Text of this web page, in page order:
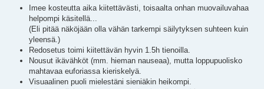
Imee kosteutta aika kiitettävästi, toisaalta onhan muovailuvahaa
helpompi käsitellä...
(Eli pitää näköjään olla vähän tarkempi säilytyksen suhteen kuin
yleensä.)
Redosetus toimi kiitettävän hyvin 1.5h tienoilla.
Nousut ikävähköt (mm. hieman nauseaa), mutta loppupuolisko
mahtavaa euforiassa kieriskelyä.
Visuaalinen puoli mielestäni sieniäkin heikompi.